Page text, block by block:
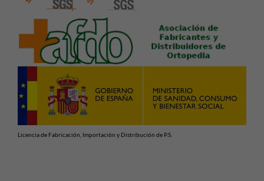
Licencia de Fabricación, Importación y Distribución de P.S.